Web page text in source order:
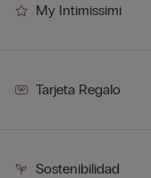
My Intimissimi
Tarjeta Regalo
Sostenibilidad